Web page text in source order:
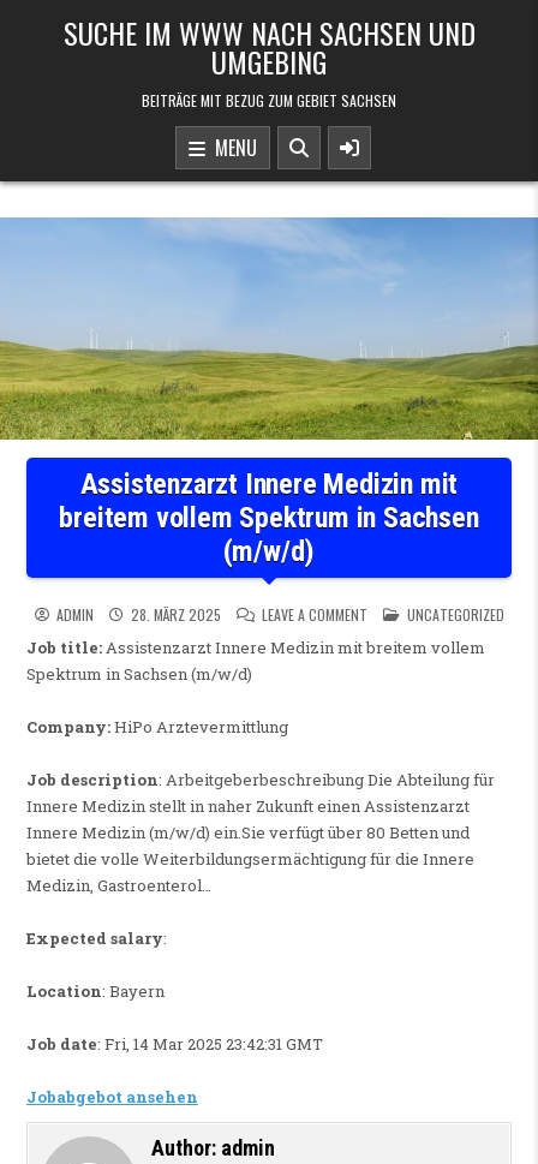
SUCHE IM WWW NACH SACHSEN UND
UMGEBING
BEITRÄGE MIT BEZUG ZUM GEBIET SACHSEN
MENU
Assistenzarzt Innere Medizin mit
breitem vollem Spektrum in Sachsen
(m/w/d)
ADMIN 28. MÄRZ 2025 LEAVE A COMMENTON ASSISTENZARZT INNERE
POSTED IN
UNCATEGORIZED
Job title:Assistenzarzt Innere Medizin mit breitem vollem
Spektrum in Sachsen (m/w/d)
Company:HiPo Arztevermittlung
Job description: Arbeitgeberbeschreibung Die Abteilung für
Innere Medizin stellt in naher Zukunft einen Assistenzarzt
Innere Medizin (m/w/d) ein.Sie verfügt über 80 Betten und
bietet die volle Weiterbildungsermächtigung für die Innere
Medizin, Gastroenterol…
Expected salary:
Location: Bayern
Job date: Fri, 14 Mar 2025 23:42:31 GMT
Jobabgebot ansehen
Author: admin